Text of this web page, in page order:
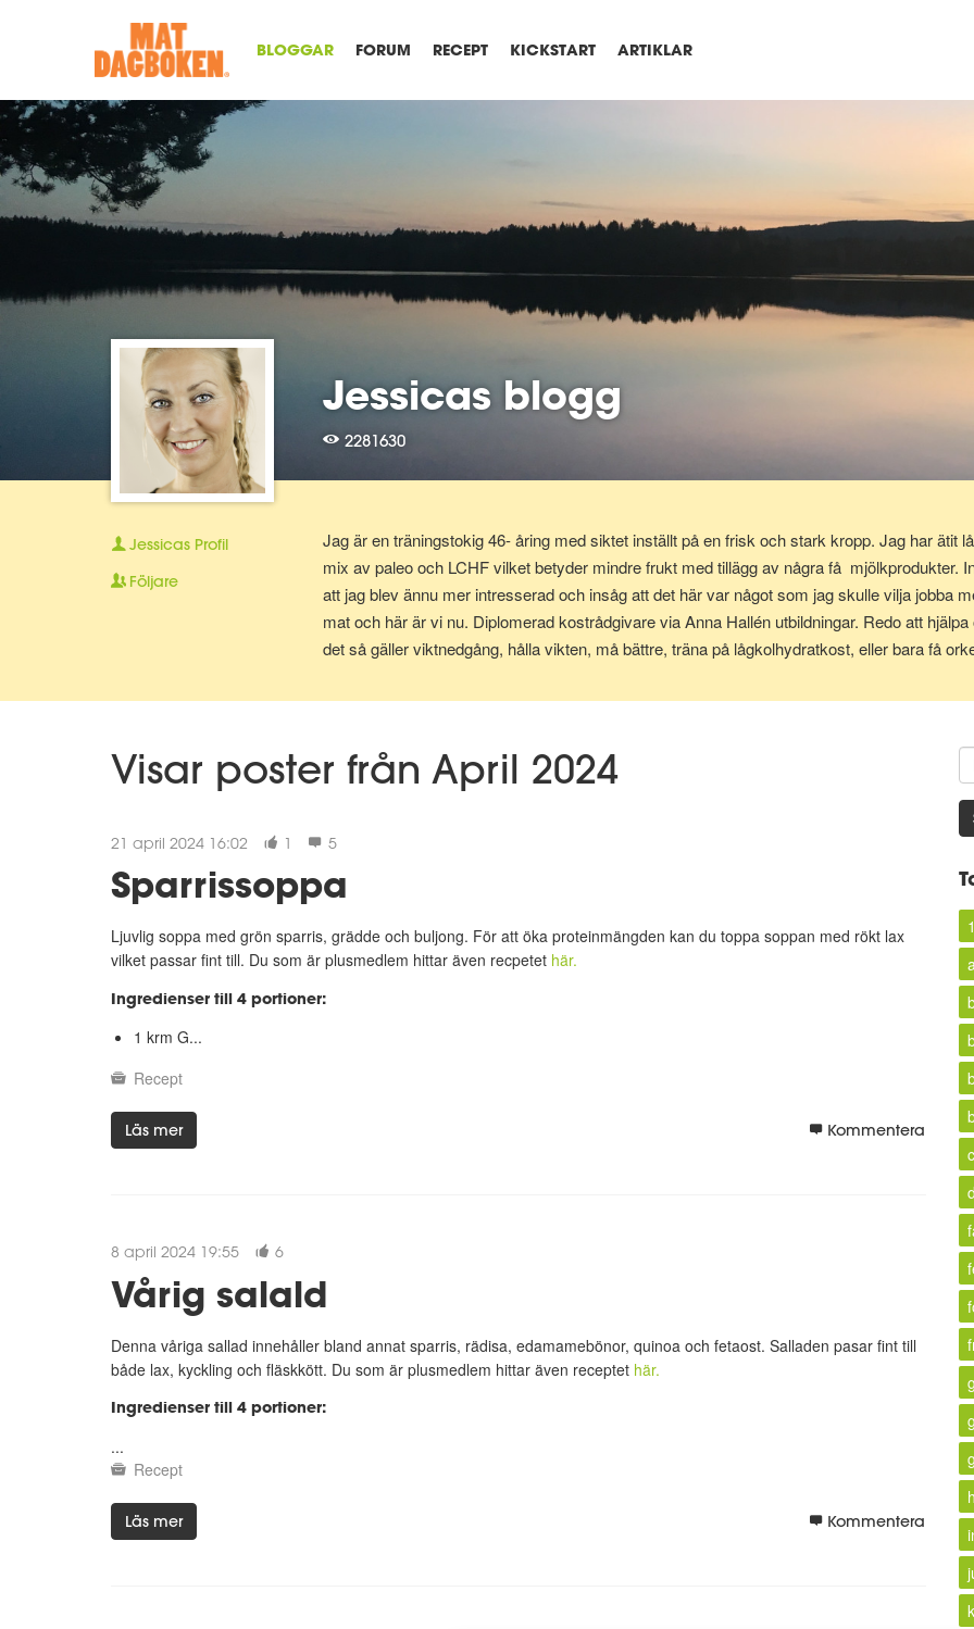
BLOGGAR FORUM RECEPT KICKSTART ARTIKLAR
Jessicas blogg
2281630
Jag är en träningstokig 46- åring med siktet inställt på en frisk och stark kropp. Jag har ätit
mix av paleo och LCHF vilket betyder mindre frukt med tillägg av några få mjölkprodukter.
att jag blev ännu mer intresserad och insåg att det här var något som jag skulle vilja jobba
mat och här är vi nu. Diplomerad kostrådgivare via Anna Hallén utbildningar. Redo att
det så gäller viktnedgång, hålla vikten, må bättre, träna på lågkolhydratkost, eller bara få
Jessicas Profil
Följare
Visar poster från April 2024
21 april 2024 16:02 1 5
Sparrissoppa
Ljuvlig soppa med grön sparris, grädde och buljong. För att öka proteinmängden kan du toppa soppan med rökt lax
vilket passar fint till. Du som är plusmedlem hittar även recpetet här.
Ingredienser till 4 portioner:
1 krm G...
Recept
Läs mer Kommentera
8 april 2024 19:55 6
Vårig salald
Denna våriga sallad innehåller bland annat sparris, rädisa, edamamebönor, quinoa och fetaost. Salladen pasar fint till
både lax, kyckling och fläskkött. Du som är plusmedlem hittar även receptet här.
Ingredienser till 4 portioner:
...
Recept
Läs mer Kommentera